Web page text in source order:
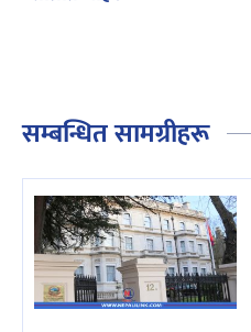
सम्बन्धित सामग्रीहरू